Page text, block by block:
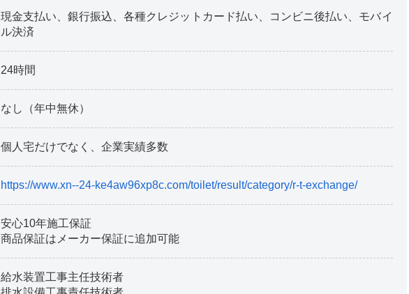
現金支払い、銀行振込、各種クレジットカード払い、コンビニ後払い、モバイ
ル決済
24時間
なし（年中無休）
個人宅だけでなく、企業実績多数
https://www.xn--24-ke4aw96xp8c.com/toilet/result/category/r-t-exchange/
安心10年施工保証
商品保証はメーカー保証に追加可能
給水装置工事主任技術者